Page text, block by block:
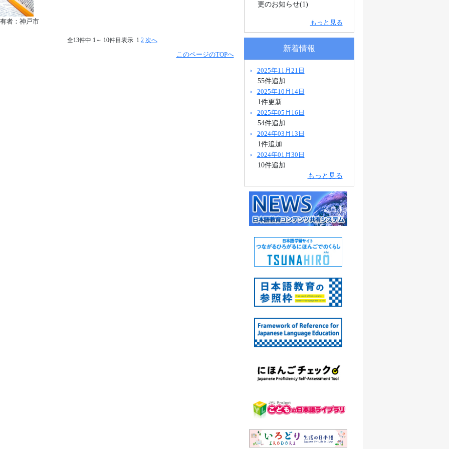
者：神戸市
全13件中 1～ 10件目表示 1 2 次へ
このページのTOPへ
更のお知らせ(1)
もっと見る
新着情報
2025年11月21日
55件追加
2025年10月14日
1件更新
2025年05月16日
54件追加
2024年03月13日
1件追加
2024年01月30日
10件追加
もっと見る